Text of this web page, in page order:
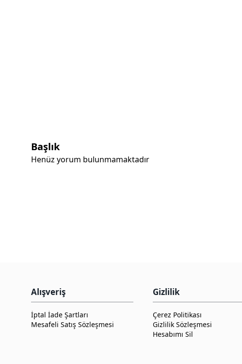
Başlık
Henüz yorum bulunmamaktadır
Alışveriş
İptal İade Şartları
Mesafeli Satış Sözleşmesi
Gizlilik
Çerez Politikası
Gizlilik Sözleşmesi
Hesabımı Sil